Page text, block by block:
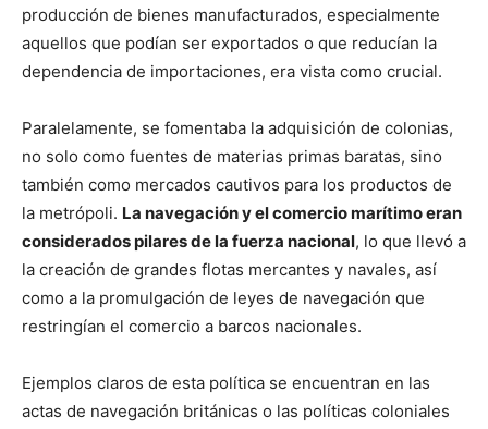
producción de bienes manufacturados, especialmente
aquellos que podían ser exportados o que reducían la
dependencia de importaciones, era vista como crucial.
Paralelamente, se fomentaba la adquisición de colonias,
no solo como fuentes de materias primas baratas, sino
también como mercados cautivos para los productos de
la metrópoli. La navegación y el comercio marítimo eran
considerados pilares de la fuerza nacional, lo que llevó a
la creación de grandes flotas mercantes y navales, así
como a la promulgación de leyes de navegación que
restringían el comercio a barcos nacionales.
Ejemplos claros de esta política se encuentran en las
actas de navegación británicas o las políticas coloniales